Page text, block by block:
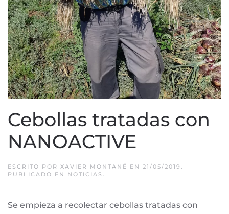
Cebollas tratadas con
NANOACTIVE
ESCRITO POR XAVIER MONTANÉ EN 21/05/2019
PUBLICADO EN NOTICIAS
Se empieza a recolectar cebollas tratadas con